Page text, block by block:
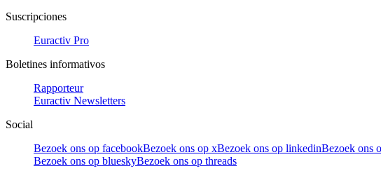
Suscripciones
Euractiv Pro
Boletines informativos
Rapporteur
Euractiv Newsletters
Social
Bezoek ons op facebookBezoek ons op xBezoek ons op linkedinBezoek ons
Bezoek ons op blueskyBezoek ons op threads